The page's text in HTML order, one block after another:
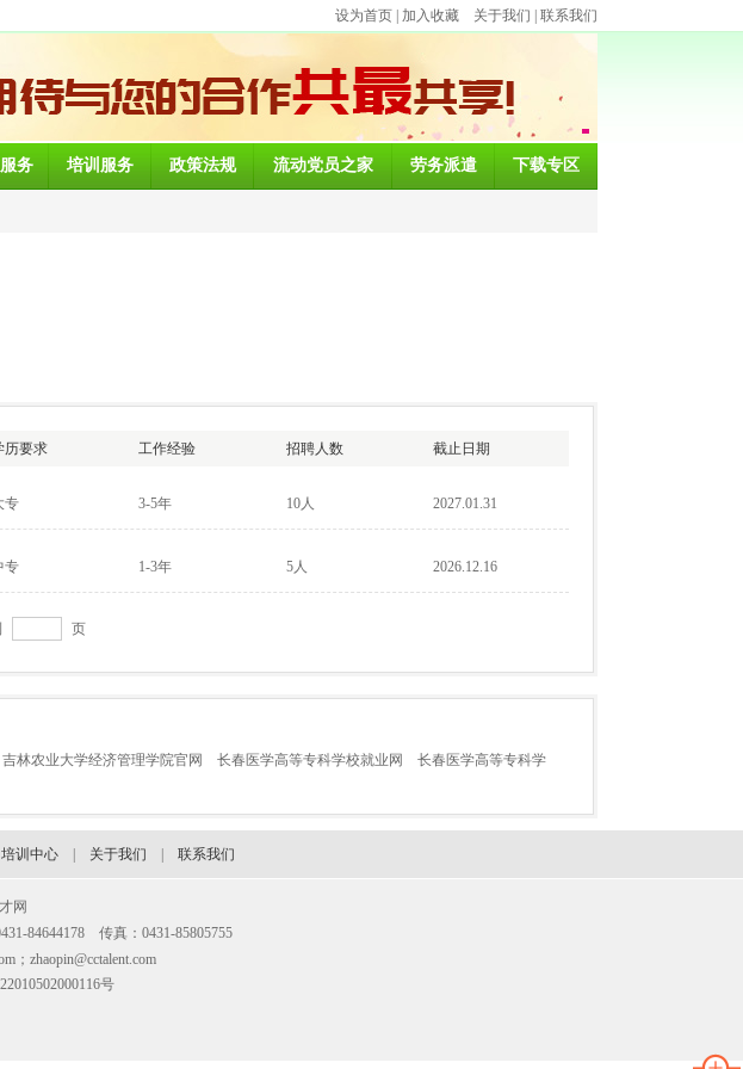
设为首页 加入收藏 关于我们 联系我们
务 培训服务 政策法规 流动党员之家 劳务派遣 下载专区
历要求 工作经验 招聘人数 截止日期
专 3-5年 10人 2027.01.31
专 1-3年 5人 2026.12.16
页
吉林农业大学经济管理学院官网 长春医学高等专科学校就业网
长春医学高等专科学
培训中心 关于我们 联系我们
网
84644178 传真：0431-85805755
；zhaopin@cctalent.com
号